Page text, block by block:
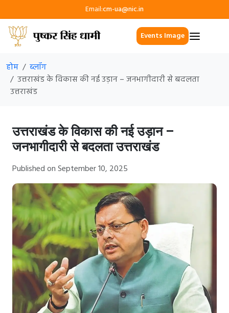
Email:cm-ua@nic.in
Events Image
होम
ब्लॉग
उत्तराखंड के विकास की नई उड़ान – जनभागीदारी से बदलता
उत्तराखंड
उत्तराखंड के विकास की नई उड़ान –
जनभागीदारी से बदलता उत्तराखंड
Published on September 10, 2025